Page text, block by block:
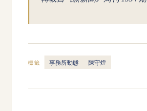
標籤 事務所動態 陳守煌